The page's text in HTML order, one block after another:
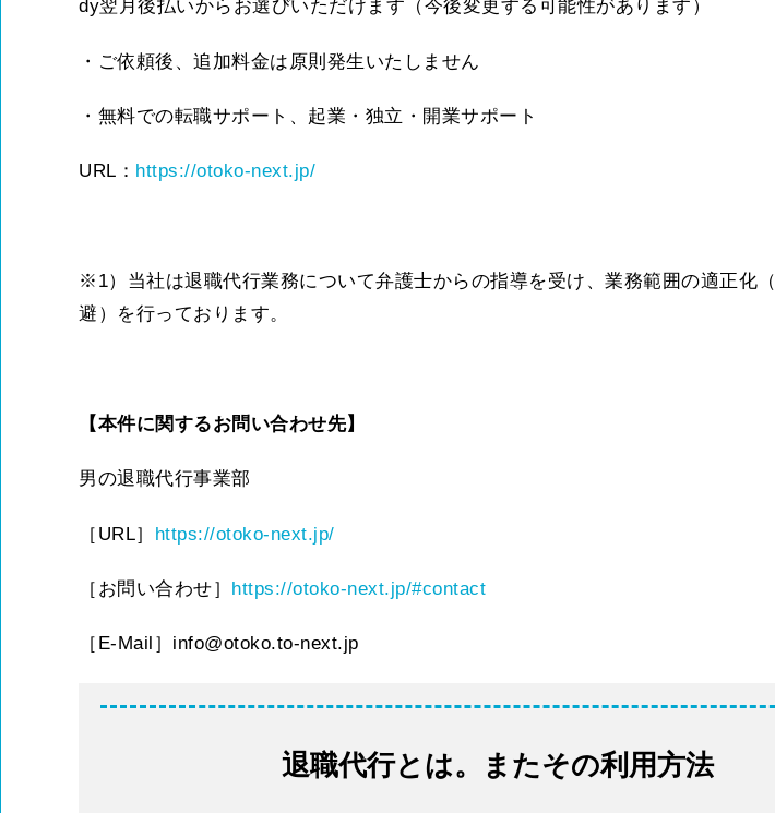
dy翌月後払いからお選びいただけます（今後変更する可能性があります）
・ご依頼後、追加料金は原則発生いたしません
・無料での転職サポート、起業・独立・開業サポート
URL： https://otoko-next.jp/
※1）当社は退職代行業務について弁護士からの指導を受け、業務範囲の適正化（
避）を行っております。
【本件に関するお問い合わせ先】
男の退職代行事業部
［URL］ https://otoko-next.jp/
［お問い合わせ］ https://otoko-next.jp/#contact
［E-Mail］info@otoko.to-next.jp
退職代行とは。またその利用方法